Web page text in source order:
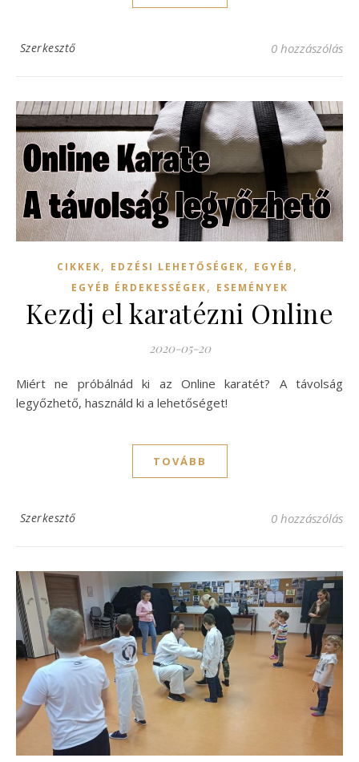
Szerkesztő 0 hozzászólás
CIKKEK, EDZÉSI LEHETŐSÉGEK, EGYÉB ,
EGYÉB ÉRDEKESSÉGEK, ESEMÉNYEK
Kezdj el karatézni Online
2020-05-20
Miért ne próbálnád ki az Online karatét? A távolság
legyőzhető, használd ki a lehetőséget!
TOVÁBB
Szerkesztő 0 hozzászólás